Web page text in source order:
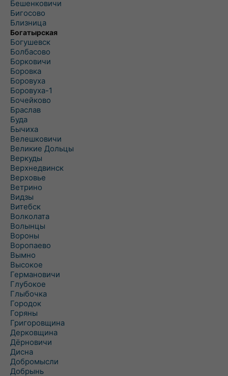
Бешенковичи
Бигосово
Близница
Богатырская
Богушевск
Болбасово
Борковичи
Боровка
Боровуха
Боровуха-1
Бочейково
Браслав
Буда
Бычиха
Велешковичи
Великие Дольцы
Веркуды
Верхнедвинск
Верховье
Ветрино
Видзы
Витебск
Волколата
Волынцы
Вороны
Воропаево
Вымно
Высокое
Германовичи
Глубокое
Глыбочка
Городок
Горяны
Григоровщина
Дерковщина
Дёрновичи
Дисна
Добромысли
Добрынь